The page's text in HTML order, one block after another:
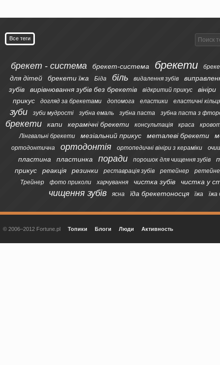
Все теги
брекет - система брекет-система брекети
для дітей брекети їжа Біда біль видалення зубів
зубів
вирівнювання зубів без брекетів відкритий прикус
вініри
прикус
догляд за брекетами допомога еластики еластичні
зуби зуби мудрості зубна емаль зубна паста зубна паста з
брекети капи керамічні брекети консультація краса
Лінгвальні брекети
мезіальний прикус металеві брекети
ортодонтична ортодонтія ортопедичні вініри з кераміки
пластина пластинка поради порошок для чищення зубів
прикус
реакція резинки реставрація зубів ретейнер
Трейнер
фото приколи харчування чистка зубів чистка у
чищення зубів ясна їда брекетоносця їжа
© 2006–2012 Fortune.pl Топики Блоги Люди Активность